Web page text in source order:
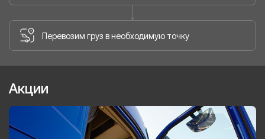
Перевозим груз в необходимую точку
Акции